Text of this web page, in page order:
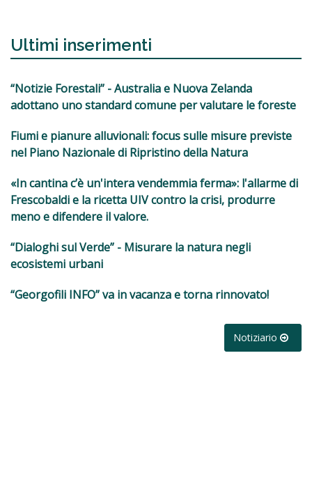
Ultimi inserimenti
“Notizie Forestali” - Australia e Nuova Zelanda
adottano uno standard comune per valutare le foreste
Fiumi e pianure alluvionali: focus sulle misure previste
nel Piano Nazionale di Ripristino della Natura
«In cantina c’è un'intera vendemmia ferma»: l'allarme di
Frescobaldi e la ricetta UIV contro la crisi, produrre
meno e difendere il valore.
“Dialoghi sul Verde” - Misurare la natura negli
ecosistemi urbani
“Georgofili INFO” va in vacanza e torna rinnovato!
Notiziario